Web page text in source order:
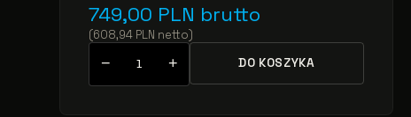
749,00 PLN brutto
(608,94 PLN netto)
− + DO KOSZYKA